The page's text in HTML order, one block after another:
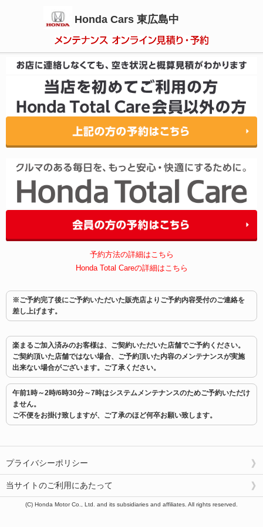
Honda Cars 東広島中
予約方法の詳細はこちら
Honda Total Careの詳細はこちら
※ご予約完了後にご予約いただいた販売店よりご予約内容受付のご連絡を
差し上げます。
楽まるご加入済みのお客様は、ご契約いただいた店舗でご予約ください。
ご契約頂いた店舗ではない場合、ご予約頂いた内容のメンテナンスが実施
出来ない場合がございます。ご了承ください。
午前1時～2時/6時30分～7時はシステムメンテナンスのためご予約いただけ
ません。
ご不便をお掛け致しますが、ご了承のほど何卒お願い致します。
プライバシーポリシー
当サイトのご利用にあたって
(C) Honda Motor Co., Ltd. and its subsidiaries and affiliates. All rights reserved.